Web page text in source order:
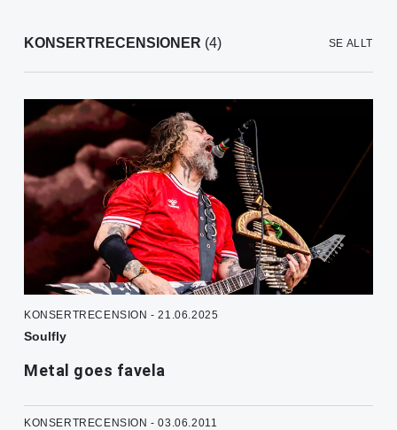
KONSERTRECENSIONER (4) SE ALLT
KONSERTRECENSION - 21.06.2025
Soulfly
Metal goes favela
KONSERTRECENSION - 03.06.2011